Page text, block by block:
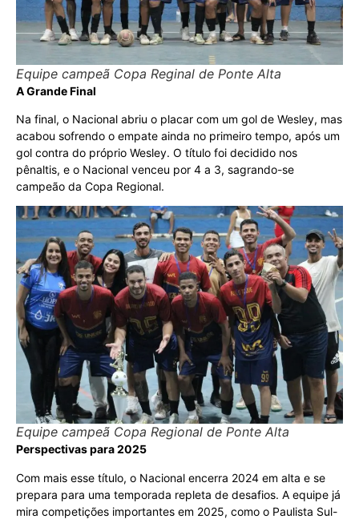
Equipe campeã Copa Reginal de Ponte Alta
A Grande Final
Na final, o Nacional abriu o placar com um gol de Wesley, mas
acabou sofrendo o empate ainda no primeiro tempo, após um
gol contra do próprio Wesley. O título foi decidido nos
pênaltis, e o Nacional venceu por 4 a 3, sagrando-se
campeão da Copa Regional.
Equipe campeã Copa Regional de Ponte Alta
Perspectivas para 2025
Com mais esse título, o Nacional encerra 2024 em alta e se
prepara para uma temporada repleta de desafios. A equipe já
mira competições importantes em 2025, como o Paulista Sul-